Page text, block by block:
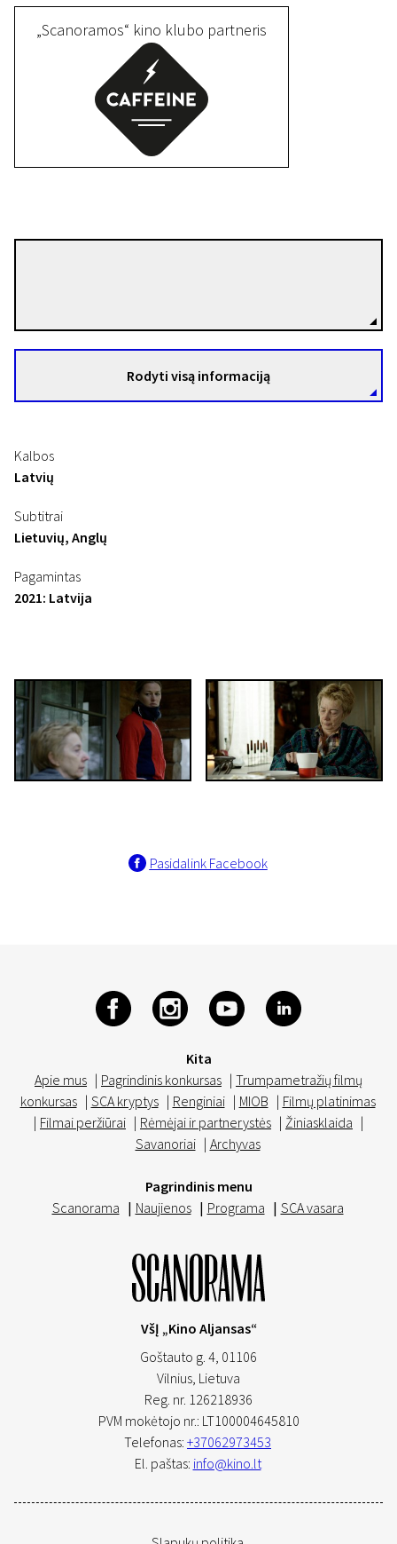
„Scanoramos“ kino klubo partneris
Rodyti visą informaciją
Kalbos
Latvių
Subtitrai
Lietuvių, Anglų
Pagamintas
2021: Latvija
Pasidalink Facebook
Kita
Apie mus | Pagrindinis konkursas | Trumpametražių filmų
konkursas | SCA kryptys | Renginiai | MIOB | Filmų platinimas
| Filmai peržiūrai | Rėmėjai ir partnerystės | Žiniasklaida |
Savanoriai | Archyvas
Pagrindinis menu
Scanorama | Naujienos | Programa | SCA vasara
VšĮ „Kino Aljansas“
Goštauto g. 4, 01106
Vilnius, Lietuva
Reg. nr. 126218936
PVM mokėtojo nr.: LT100004645810
Telefonas: +37062973453
El. paštas: info@kino.lt